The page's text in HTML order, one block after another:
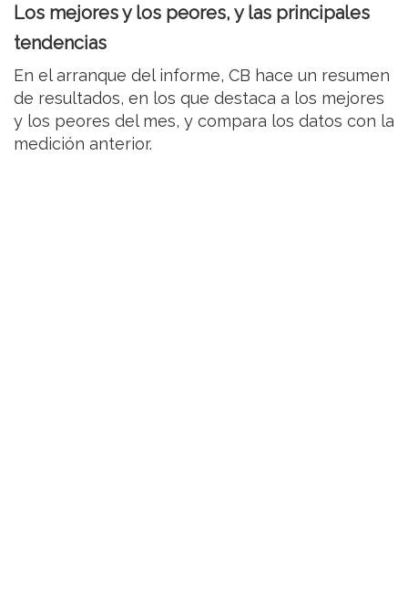
Los mejores y los peores, y las principales
tendencias
En el arranque del informe, CB hace un resumen
de resultados, en los que destaca a los mejores
y los peores del mes, y compara los datos con la
medición anterior.